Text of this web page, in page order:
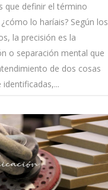
que definir el término
lo haríais? Según los
la precisión es la
o separación mental que
de dos cosas